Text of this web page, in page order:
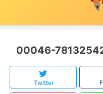
00046-
Twitter